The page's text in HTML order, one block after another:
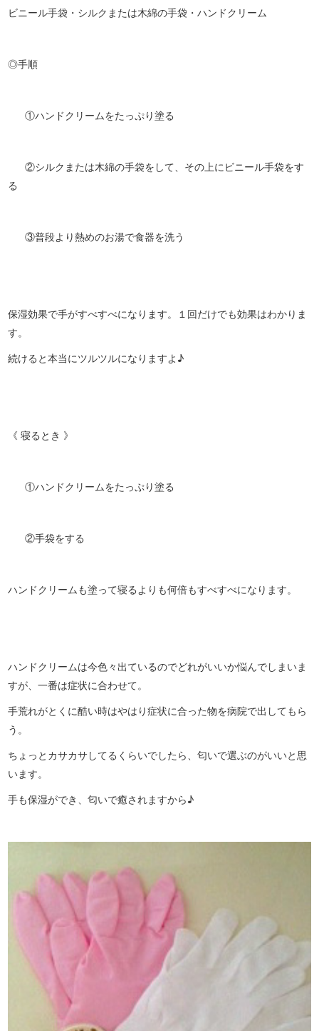
ビニール手袋・シルクまたは木綿の手袋・ハンドクリーム
◎手順
①ハンドクリームをたっぷり塗る
②シルクまたは木綿の手袋をして、その上にビニール手袋をす
る
③普段より熱めのお湯で食器を洗う
保湿効果で手がすべすべになります。１回だけでも効果はわかりま
す。
続けると本当にツルツルになりますよ♪
《 寝るとき 》
①ハンドクリームをたっぷり塗る
②手袋をする
ハンドクリームも塗って寝るよりも何倍もすべすべになります。
ハンドクリームは今色々出ているのでどれがいいか悩んでしまいま
すが、一番は症状に合わせて。
手荒れがとくに酷い時はやはり症状に合った物を病院で出してもら
う。
ちょっとカサカサしてるくらいでしたら、匂いで選ぶのがいいと思
います。
手も保湿ができ、匂いで癒されますから♪